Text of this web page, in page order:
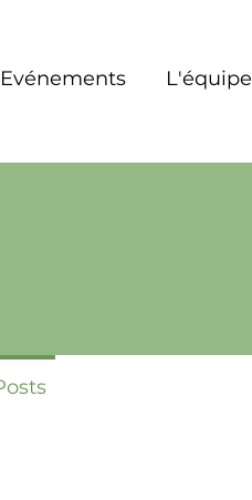
Evénements L'équipe